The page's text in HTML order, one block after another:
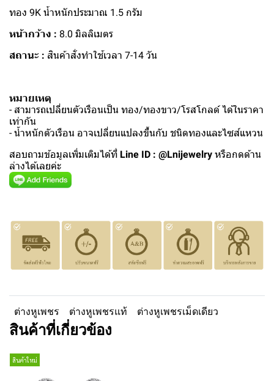
ทอง 9K น้ำหนักประมาณ 1.5 กรัม
หน้ากว้าง : 8.0 มิลลิเมตร
สถานะ : สินค้าสั่งทำใช้เวลา 7-14 วัน
หมายเหตุ
- สามารถเปลี่ยนตัวเรือนเป็น ทอง/ทองขาว/โรสโกลด์ ได้ในราคา
เท่ากัน
- น้ำหนักตัวเรือน อาจเปลี่ยนแปลงขึ้นกับ ชนิดทองและไซส์แหวน
สอบถามข้อมูลเพิ่มเติมได้ที่ Line ID : @Lnijewelry หรือกดด้าน
ล่างได้เลยค่ะ
ต่างหูเพชร ต่างหูเพชรแท้ ต่างหูเพชรเม็ดเดียว
สินค้าที่เกี่ยวข้อง
สินค้าใหม่